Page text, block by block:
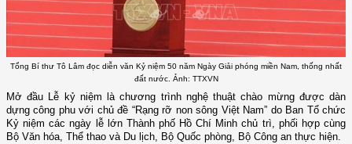
Tổng Bí thư Tô Lâm đọc diễn văn Kỷ niệm 50 năm Ngày Giải phóng miền Nam, thống nhất
đất nước. Ảnh: TTXVN
Mở đầu Lễ kỷ niệm là chương trình nghệ thuật chào mừng được dàn
dựng công phu với chủ đề “Rạng rỡ non sông Việt Nam” do Ban Tổ chức
Kỷ niệm các ngày lễ lớn Thành phố Hồ Chí Minh chủ trì, phối hợp cùng
Bộ Văn hóa, Thể thao và Du lịch, Bộ Quốc phòng, Bộ Công an thực hiện.